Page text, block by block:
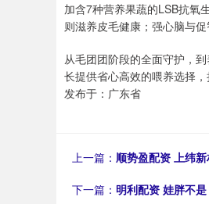
加含7种营养果蔬的LSB抗氧
则滋养皮毛健康；强心脑与
从毛团团阶段的全面守护，
长提供省心高效的喂养选择
发布于：广东省
上一篇： 顺势盈配资 上纬
下一篇： 明利配资 娃胖不